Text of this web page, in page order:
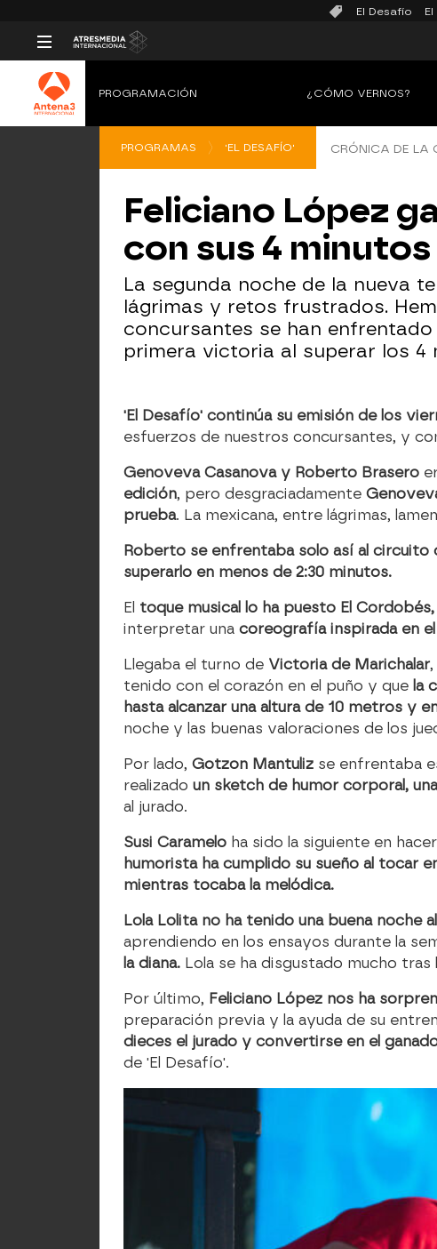
El Desafío
PROGRAMACIÓN ¿CÓMO VERNOS?
PROGRAMAS 'EL DESAFÍO' CRÓNICA DE LA
Feliciano López
con sus 4
La segunda noche de la nueva
lágrimas y retos frustrados.
concursantes se han
primera victoria al superar los 4
'El Desafío' continúa su emisión de los
esfuerzos de nuestros concursantes, y
Genoveva Casanova y Roberto Brasero
edición, pero desgraciadamente
prueba. La mexicana, entre lágrimas,
Roberto se enfrentaba solo así al circuito
superarlo en menos de 2:30 minutos.
El toque musical lo ha puesto El
interpretar unacoreografía inspirada en
Llegaba el turno de Victoriade Marichalar
tenido con el corazón en el puño y que la
hasta alcanzar una altura de 10 metros y
noche y las buenas valoraciones de los
Por lado,Gotzon Mantuliz se enfrentaba
realizado un sketch de humor corporal,
al jurado.
Susi Caramelo ha sido la siguiente en
humorista ha cumplido su sueño al tocar
mientras tocaba la melódica.
Lola Lolita no ha tenido una buena noche
aprendiendo en los ensayos durante la
la diana. Lola se ha disgustado mucho tras
Por último, Feliciano López nos ha
preparación previa y la ayuda de su
dieces el jurado y convertirse en el
de 'El Desafío'.